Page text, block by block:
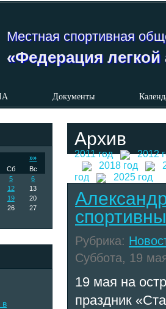
Местная спортивная
«Федерация легкой
Документы
»»
Сб
Вс
5
6
12
13
19
20
26
27
в
Архив
2011 год
2012
2018 год
год
2025 год
Рубрика:
Суббота, 19
19 мая на
праздник